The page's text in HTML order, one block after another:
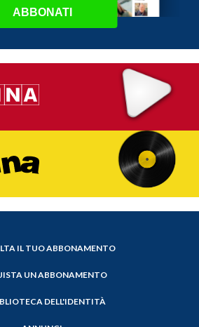
ABBONATI
IL TUO ABBONAMENTO
UN ABBONAMENTO
DELL'IDENTITÀ